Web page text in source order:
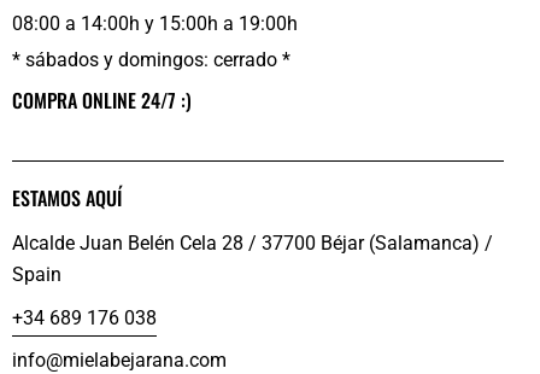
08:00 a 14:00h y 15:00h a 19:00h
* sábados y domingos: cerrado *
COMPRA ONLINE 24/7 :)
ESTAMOS AQUÍ
Alcalde Juan Belén Cela 28 / 37700 Béjar (Salamanca) /
Spain
+34 689 176 038
info@mielabejarana.com